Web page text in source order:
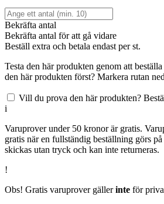
Bekräfta antal
Bekräfta antal för att gå vidare
Beställ extra och betala endast per st.
Testa den här produkten genom att
den här produkten först? Markera rutan
Vill du prova den här produkten?
i
Varuprover under 50 kronor är gratis.
gratis när en fullständig beställning görs
skickas utan tryck och kan inte returneras.
!
Obs! Gratis varuprover gällerinte för